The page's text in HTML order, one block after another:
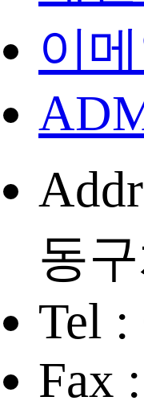
이
동
Tel :
Fax